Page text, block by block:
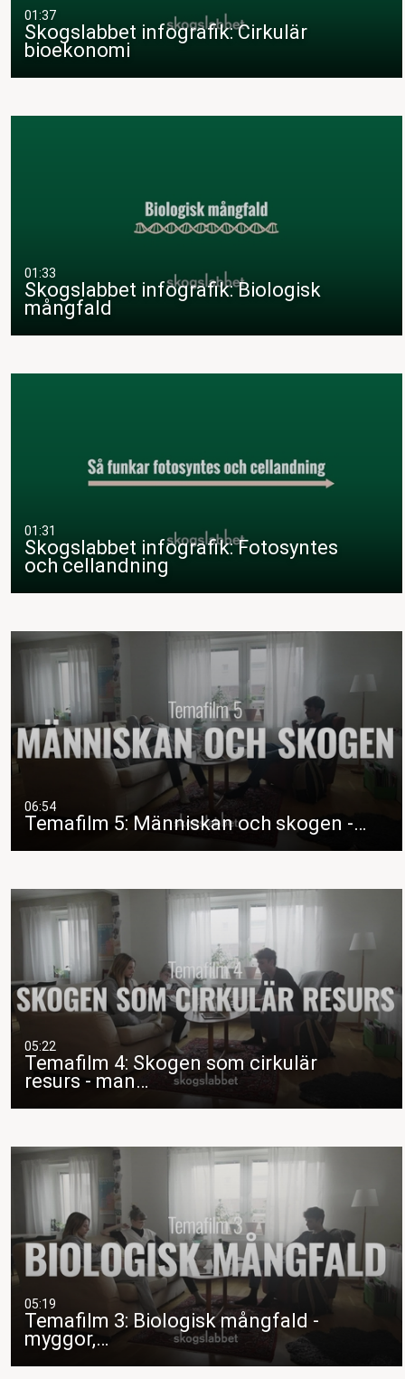
01:37
Skogslabbet infografik: Cirkulär
bioekonomi
01:33
Skogslabbet infografik: Biologisk
mångfald
01:31
Skogslabbet infografik: Fotosyntes
och cellandning
06:54
Temafilm 5: Människan och skogen -…
05:22
Temafilm 4: Skogen som cirkulär
resurs - man…
05:19
Temafilm 3: Biologisk mångfald -
myggor,…